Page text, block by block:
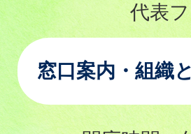
代表
窓口案内・組織